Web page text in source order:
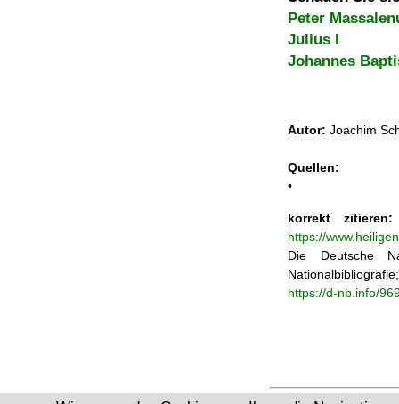
Peter
Julius I
Johannes
Autor: Joachim
Quellen:
•
korrekt zitieren:
https://
Die Deutsche
https://d-nb.info/